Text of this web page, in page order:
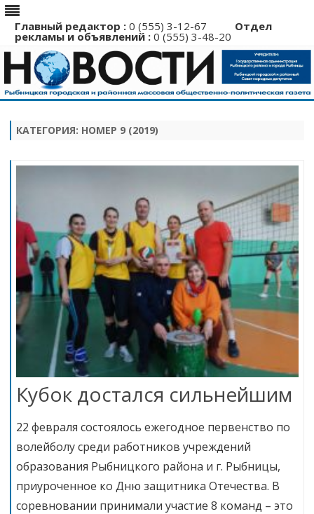
Главный редактор : 0 (555) 3-12-67 Отдел
рекламы и объявлений : 0 (555) 3-48-20
Перейти
содержимому
КАТЕГОРИЯ: НОМЕР 9 (2019)
Кубок достался сильнейшим
22 февраля состоялось ежегодное первенство по
волейболу среди работников учреждений
образования Рыбницкого района и г. Рыбницы,
приуроченное ко Дню защитника Отечества. В
соревновании принимали участие 8 команд – это